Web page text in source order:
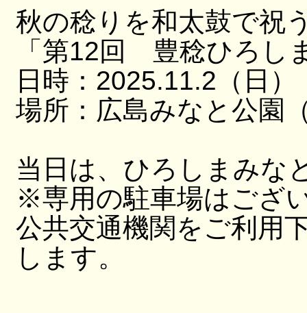
秋の稔りを和太鼓で祝
「第12回 豊稔ひろし
日時：2025.11.2（日
場所：広島みなと公園
当日は、ひろしまみな
※専用の駐車場はござ
公共交通機関をご利用
します。